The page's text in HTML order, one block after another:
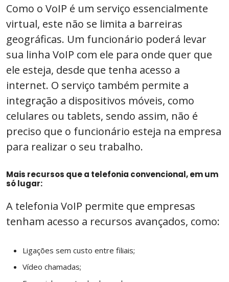
Como o VoIP é um serviço essencialmente
virtual, este não se limita a barreiras
geográficas. Um funcionário poderá levar
sua linha VoIP com ele para onde quer que
ele esteja, desde que tenha acesso a
internet. O serviço também permite a
integração a dispositivos móveis, como
celulares ou tablets, sendo assim, não é
preciso que o funcionário esteja na empresa
para realizar o seu trabalho.
Mais recursos que a telefonia convencional, em um
só lugar:
A telefonia VoIP permite que empresas
tenham acesso a recursos avançados, como:
Ligações sem custo entre filiais;
Vídeo chamadas;